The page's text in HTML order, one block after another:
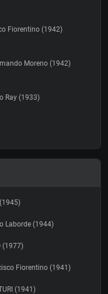
Fiorentino (1942)
Moreno (1942)
Ray (1933)
Laborde (1944)
(1977)
Fiorentino (1941)
(1941)